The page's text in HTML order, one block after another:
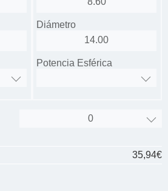
Diámetro
14.00
Potencia Esférica
35,94€